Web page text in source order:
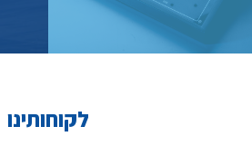
לקוחותינו